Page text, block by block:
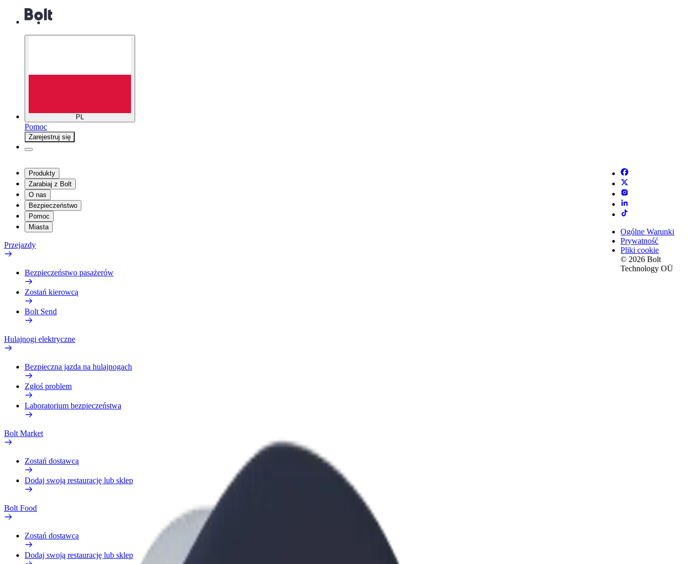
PL
Pomoc
Zarejestruj się
Produkty
Zarabiaj z Bolt
O nas
Bezpieczeństwo
Pomoc
Miasta
Przejazdy
Bezpieczeństwo pasażerów
Zostań kierowcą
Bolt Send
Hulajnogi elektryczne
Bezpieczna jazda na hulajnogach
Zgłoś problem
Laboratorium bezpieczeństwa
Bolt Market
Zostań dostawcą
Dodaj swoją restaurację lub sklep
Bolt Food
Zostań dostawcą
Dodaj swoją restaurację lub sklep
Ogólne Warunki
Prywatność
Pliki cookie
© 2026 Bolt
Technology OÜ